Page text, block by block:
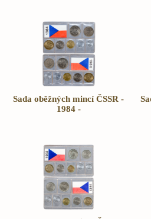
Sada oběžných mincí ČSSR -
1984 -